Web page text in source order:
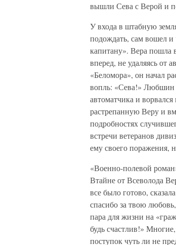
вышли Сева с Верой и
У входа в штабную
подождать, сам вошел и
капитану». Вера пошла
вперед, не удаляясь от
«Беломора», он начал
вопль: «Сева!» Любшин
автоматчика и
растрепанную Веру и
подробностях
встречи ветеранов
ему своего поражения,
«Военно-полевой
Втайне от Всеволода
все было готово,
спасибо за твою
пара для жизни на
будь счастлив!»
поступок чуть ли не